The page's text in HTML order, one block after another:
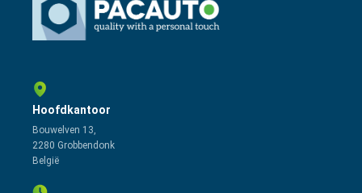
Hoofdkantoor
Bouwelven 13,
2280 Grobbendonk
België